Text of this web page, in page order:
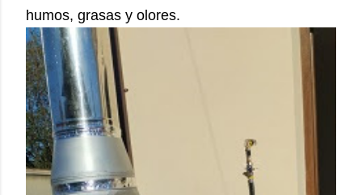
humos, grasas y olores.